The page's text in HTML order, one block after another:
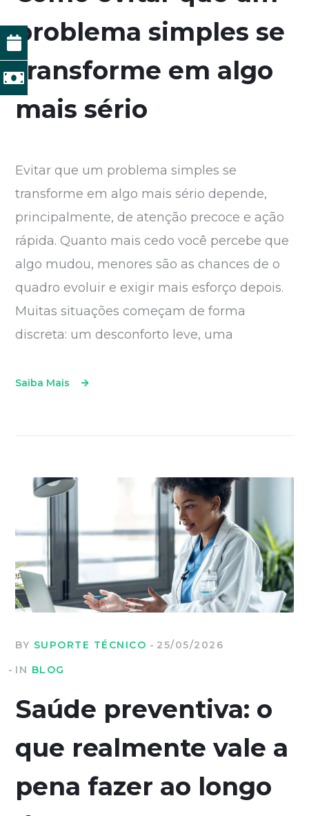
problema simples se
transforme em algo
mais sério
Evitar que um problema simples se
transforme em algo mais sério depende,
principalmente, de atenção precoce e ação
rápida. Quanto mais cedo você percebe que
algo mudou, menores são as chances de o
quadro evoluir e exigir mais esforço depois.
Muitas situações começam de forma
discreta: um desconforto leve, uma
Saiba Mais
BY SUPORTE TÉCNICO
25/05/2026
IN BLOG
Saúde preventiva: o
que realmente vale a
pena fazer ao longo